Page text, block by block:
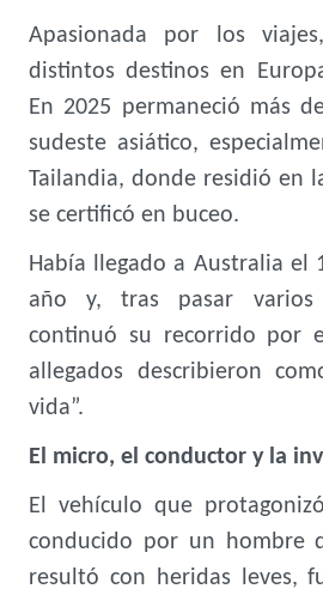
Apasionada por los
distintos destinos en
En 2025 permaneció más
sudeste asiático,
Tailandia, donde residió en
se certificó en buceo.
Había llegado a Australia el
año y, tras pasar varios
continuó su recorrido por
allegados describieron
vida”.
El micro, el conductor y la
El vehículo que
conducido por un hombre
resultó con heridas leves,